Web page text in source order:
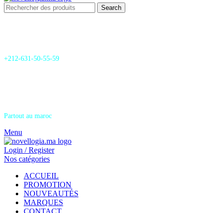
Search
+212-631-50-55-59
Partout au maroc
Menu
Login / Register
Nos catégories
ACCUEIL
PROMOTION
NOUVEAUTÉS
MARQUES